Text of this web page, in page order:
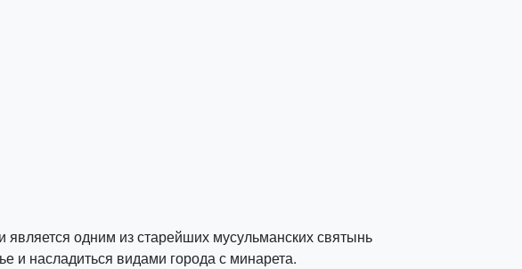
является одним из старейших мусульманских святынь
и насладиться видами города с минарета.